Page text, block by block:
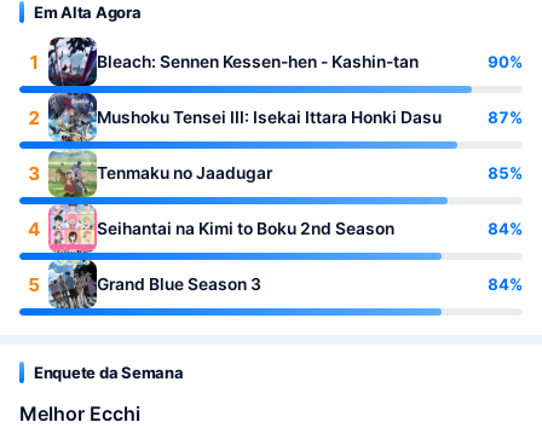
Em Alta Agora
1 Bleach: Sennen Kessen-hen - Kashin-tan 90%
2 Mushoku Tensei III: Isekai Ittara Honki Dasu 87%
3 Tenmaku no Jaadugar 85%
4 Seihantai na Kimi to Boku 2nd Season 84%
5 Grand Blue Season 3 84%
Enquete da Semana
Melhor Ecchi